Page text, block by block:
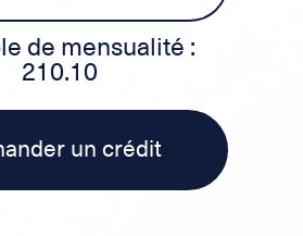
de mensualité :
210.10
un crédit